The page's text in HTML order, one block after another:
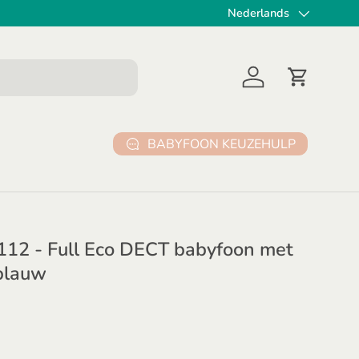
✔ 30 dagen gratis
Taal
Nederlands
Inloggen
BABYFOON KEUZEHULP
- Full Eco DECT babyfoon met